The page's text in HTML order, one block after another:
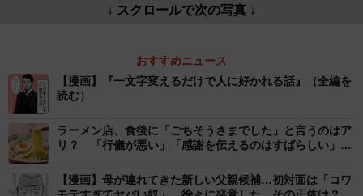
↓ スクロールで次の写真 ↓
おすすめニュース
【漫画】『一文字変えるだけで人に好かれる話』（全編を
読む）
ラーメン店、食後に「ごちそうさまでした」と言うのはア
リ？ 「行儀が悪い」「感謝を伝えるのはすばらしい」ネ
【漫画】母が連れてきた新しい父親候補…初対面は「コワ